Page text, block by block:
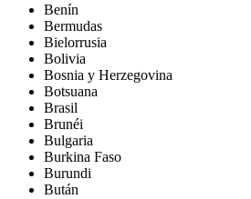
Benín
Bermudas
Bielorrusia
Bolivia
Bosnia y Herzegovina
Botsuana
Brasil
Brunéi
Bulgaria
Burkina Faso
Burundi
Bután